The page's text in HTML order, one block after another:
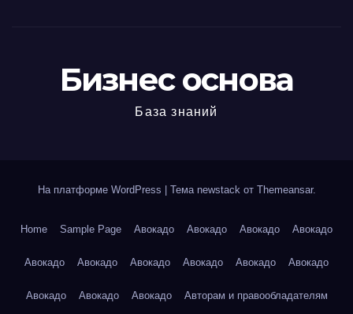
Бизнес основа
База знаний
На платформе WordPress Тема newstack от Themeansar.
Home Sample Page Авокадо Авокадо Авокадо Авокадо
Авокадо Авокадо Авокадо Авокадо Авокадо Авокадо
Авокадо Авокадо Авокадо Авторам и правообладателям